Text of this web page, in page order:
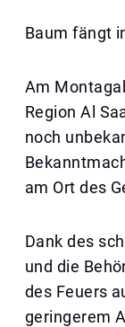
Baum fängt
Am
Region Al
noch
am Ort des
Dank des
und die
des Feuers
geringerem